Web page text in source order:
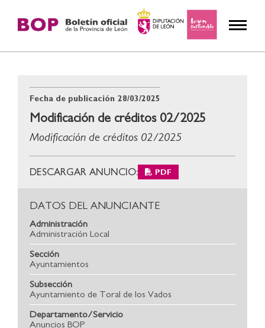
Modificación de créditos 02/2025
Modificación de créditos 02/2025
Fecha de publicación 28/03/2025
DESCARGAR ANUNCIO: PDF
DATOS DEL ANUNCIANTE
Administración
Administración Local
Sección
Ayuntamientos
Subsección
Ayuntamiento de Toral de los Vados
Departamento/Servicio
Anuncios BOP